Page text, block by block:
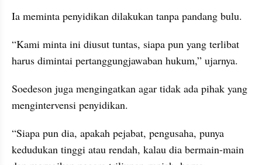
Ia meminta penyidikan dilakukan tanpa pandang bulu.
“Kami minta ini diusut tuntas, siapa pun yang terlibat
harus dimintai pertanggungjawaban hukum,” ujarnya.
Soedeson juga mengingatkan agar tidak ada pihak yang
mengintervensi penyidikan.
“Siapa pun dia, apakah pejabat, pengusaha, punya
kedudukan tinggi atau rendah, kalau dia bermain-main